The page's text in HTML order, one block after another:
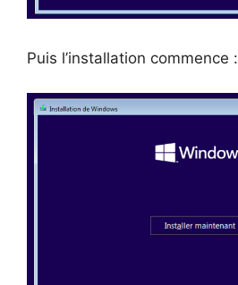
Puis l’installation commence :